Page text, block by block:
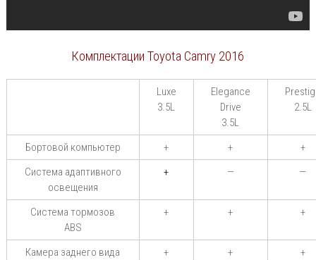
Комплектации Toyota Camry 2016
Luxe
3.5L
Elegance
Drive
3.5L
2.5L
Бортовой компьютер + +
+
Система адаптивного
освещения
+ — —
Система тормозов
ABS
+ + +
Камера заднего вида + +
+